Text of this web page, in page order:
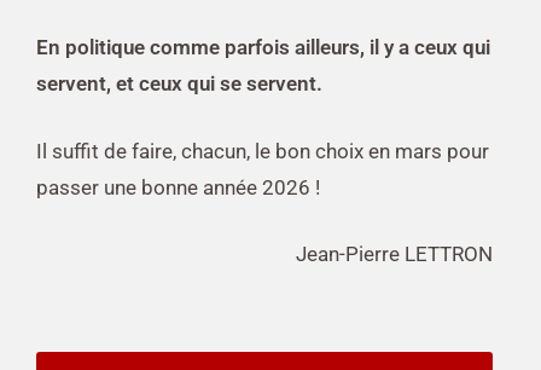
En politique comme parfois ailleurs, il y a ceux qui
servent, et ceux qui se servent.
Il suffit de faire, chacun, le bon choix en mars pour
passer une bonne année 2026 !
Jean-Pierre LETTRON